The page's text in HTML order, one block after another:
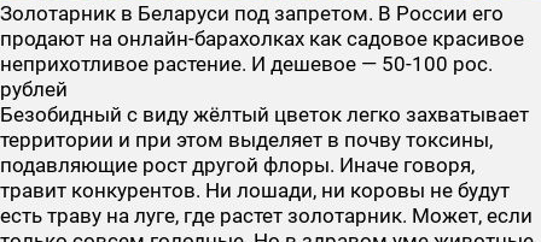
Золотарник в Беларуси под запретом. В России его
продают на онлайн-барахолках как садовое красивое
неприхотливое растение. И дешевое — 50-100 рос.
рублей
Безобидный с виду жёлтый цветок легко захватывает
территории и при этом выделяет в почву токсины,
подавляющие рост другой флоры. Иначе говоря,
травит конкурентов. Ни лошади, ни коровы не будут
есть траву на луге, где растет золотарник. Может, если